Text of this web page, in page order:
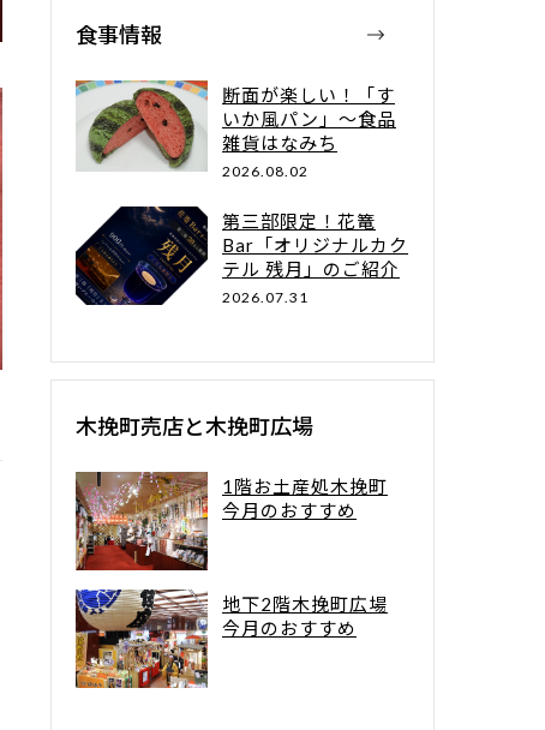
食事情報
断面が楽しい！「す
いか風パン」～食品
雑貨はなみち
2026.08.02
第三部限定！花篭
Bar「オリジナルカク
テル 残月」のご紹介
2026.07.31
木挽町売店と木挽町広場
1階お土産処木挽町
今月のおすすめ
地下2階木挽町広場
今月のおすすめ